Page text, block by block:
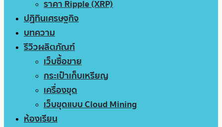
ราคา Ripple (XRP)
ปฏิทินเศรษฐกิจ
บทความ
รีวิวผลิตภัณฑ์
เว็บซื้อขาย
กระเป๋าเก็บเหรียญ
เครื่องขุด
เว็บขุดแบบ Cloud Mining
ห้องเรียน